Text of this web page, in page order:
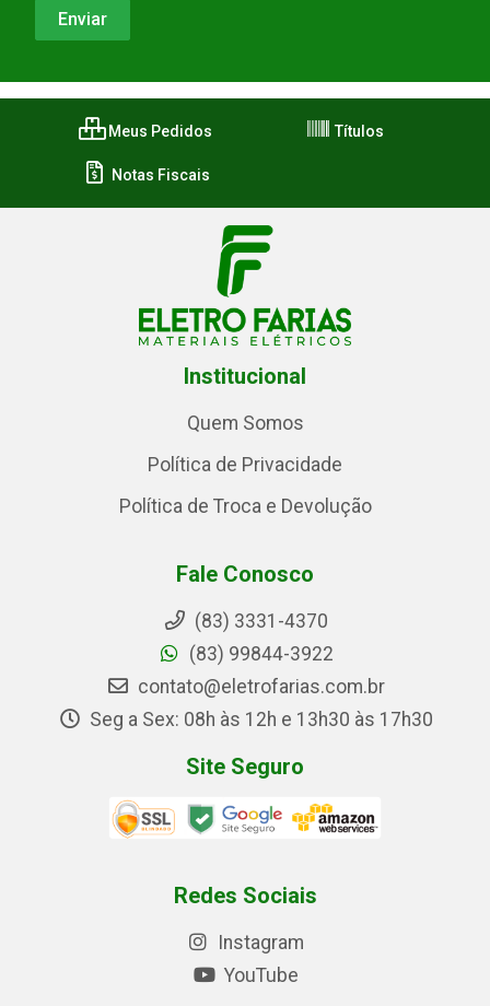
Meus Pedidos Títulos
Notas Fiscais
Institucional
Quem Somos
Política de Privacidade
Política de Troca e Devolução
Fale Conosco
(83) 3331-4370
(83) 99844-3922
contato@eletrofarias.com.br
Seg a Sex: 08h às 12h e 13h30 às 17h30
Site Seguro
Redes Sociais
Instagram
YouTube